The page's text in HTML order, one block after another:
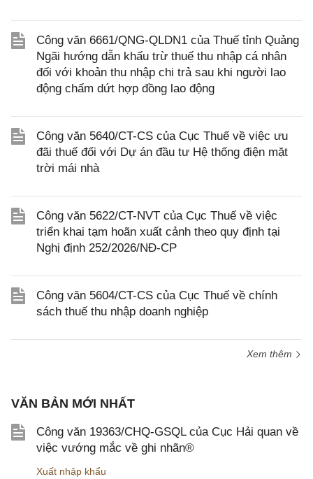
Công văn 6661/QNG-QLDN1 của Thuế tỉnh Quảng
Ngãi hướng dẫn khấu trừ thuế thu nhập cá nhân
đối với khoản thu nhập chi trả sau khi người lao
động chấm dứt hợp đồng lao động
Công văn 5640/CT-CS của Cục Thuế về việc ưu
đãi thuế đối với Dự án đầu tư Hệ thống điện mặt
trời mái nhà
Công văn 5622/CT-NVT của Cục Thuế về việc
triển khai tạm hoãn xuất cảnh theo quy định tại
Nghị định 252/2026/NĐ-CP
Công văn 5604/CT-CS của Cục Thuế về chính
sách thuế thu nhập doanh nghiệp
Xem thêm
VĂN BẢN MỚI NHẤT
Công văn 19363/CHQ-GSQL của Cục Hải quan về
việc vướng mắc về ghi nhãn®
Xuất nhập khẩu